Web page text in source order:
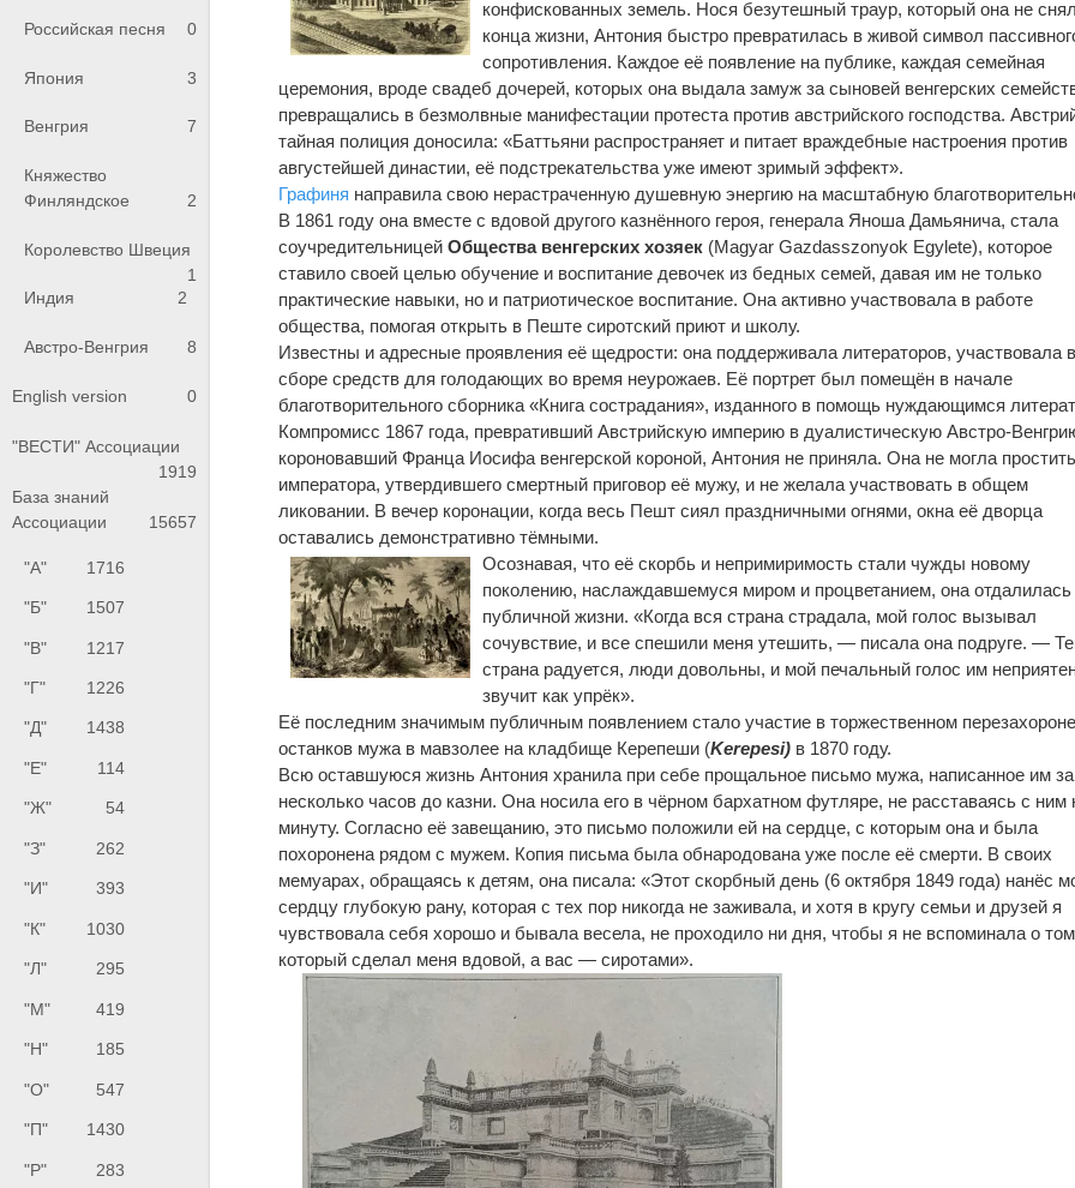
Российская песня 0
Япония 3
Венгрия 7
Княжество
Финляндское
2
Королевство Швеция
1
Индия
2
Австро-Венгрия 8
English version 0
"ВЕСТИ" Ассоциации
1919
База знаний
Ассоциации
15657
"А" 1716
"Б" 1507
"В" 1217
"Г" 1226
"Д" 1438
"Е" 114
"Ж" 54
"З" 262
"И" 393
"К" 1030
"Л" 295
"М" 419
"Н" 185
"О" 547
"П" 1430
"Р" 283
конфискованных земель. Нося безутешный траур, который она не
конца жизни, Антония быстро превратилась в живой символ
сопротивления. Каждое её появление на публике, каждая семейная
церемония, вроде свадеб дочерей, которых она выдала замуж за сыновей венгерских
превращались в безмолвные манифестации протеста против австрийского господства.
тайная полиция доносила: «Баттьяни распространяет и питает враждебные настроения против
августейшей династии, её подстрекательства уже имеют зримый эффект».
Графиня направила свою нерастраченную душевную энергию на масштабную
В 1861 году она вместе с вдовой другого казнённого героя, генерала Яноша Дамьянича, стала
соучредительницейОбщества венгерских хозяек (Magyar Gazdasszonyok Egylete), которое
ставило своей целью обучение и воспитание девочек из бедных семей, давая им не только
практические навыки, но и патриотическое воспитание. Она активно участвовала в работе
общества, помогая открыть в Пеште сиротский приют и школу.
Известны и адресные проявления её щедрости: она поддерживала литераторов, участвовала в
сборе средств для голодающих во время неурожаев. Её портрет был помещён в начале
благотворительного сборника «Книга сострадания», изданного в помощь нуждающимся
Компромисс 1867 года, превративший Австрийскую империю в дуалистическую Австро-
короновавший Франца Иосифа венгерской короной, Антония не приняла. Она не могла простить
императора, утвердившего смертный приговор её мужу, и не желала участвовать в общем
ликовании. В вечер коронации, когда весь Пешт сиял праздничными огнями, окна её дворца
оставались демонстративно тёмными.
Осознавая, что её скорбь и непримиримость стали чужды новому
поколению, наслаждавшемуся миром и процветанием, она отдалилась
публичной жизни. «Когда вся страна страдала, мой голос вызывал
сочувствие, и все спешили меня утешить, — писала она подруге. —
страна радуется, люди довольны, и мой печальный голос им
звучит как упрёк».
Её последним значимым публичным появлением стало участие в торжественном
останков мужа в мавзолее на кладбище Керепеши (Kerepesi) в 1870 году.
Всю оставшуюся жизнь Антония хранила при себе прощальное письмо мужа, написанное им за
несколько часов до казни. Она носила его в чёрном бархатном футляре, не расставаясь с ним
минуту. Согласно её завещанию, это письмо положили ей на сердце, с которым она и была
похоронена рядом с мужем. Копия письма была обнародована уже после её смерти. В своих
мемуарах, обращаясь к детям, она писала: «Этот скорбный день (6 октября 1849 года) нанёс
сердцу глубокую рану, которая с тех пор никогда не заживала, и хотя в кругу семьи и друзей я
чувствовала себя хорошо и бывала весела, не проходило ни дня, чтобы я не вспоминала о
который сделал меня вдовой, а вас — сиротами».